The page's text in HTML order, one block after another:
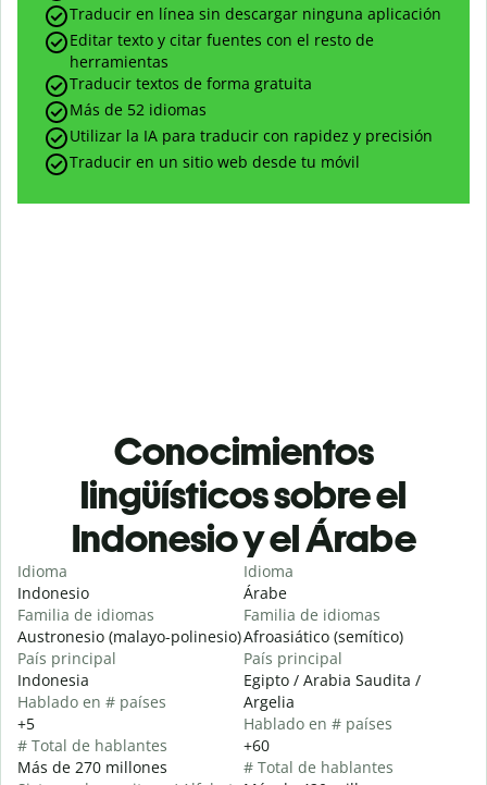
Traducir en línea sin descargar ninguna aplicación
Editar texto y citar fuentes con el resto de
herramientas
Traducir textos de forma gratuita
Más de 52 idiomas
Utilizar la IA para traducir con rapidez y precisión
Traducir en un sitio web desde tu móvil
Conocimientos
lingüísticos sobre el
Indonesio y el Árabe
Idioma
Indonesio
Familia de idiomas
Austronesio (malayo-polinesio)
País principal
Indonesia
Hablado en # países
+5
# Total de hablantes
Más de 270 millones
Idioma
Árabe
Familia de idiomas
Afroasiático (semítico)
País principal
Egipto / Arabia Saudita /
Argelia
Hablado en # países
+60
# Total de hablantes